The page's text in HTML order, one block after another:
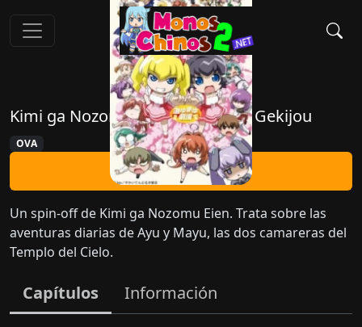
Kimi ga Nozomu Eien: Ayu Mayu Gekijou
OVA
Ver Ahora
Un spin-off de Kimi ga Nozomu Eien. Trata sobre las
aventuras diarias de Ayu y Mayu, las dos camareras del
Templo del Cielo.
Capítulos Información